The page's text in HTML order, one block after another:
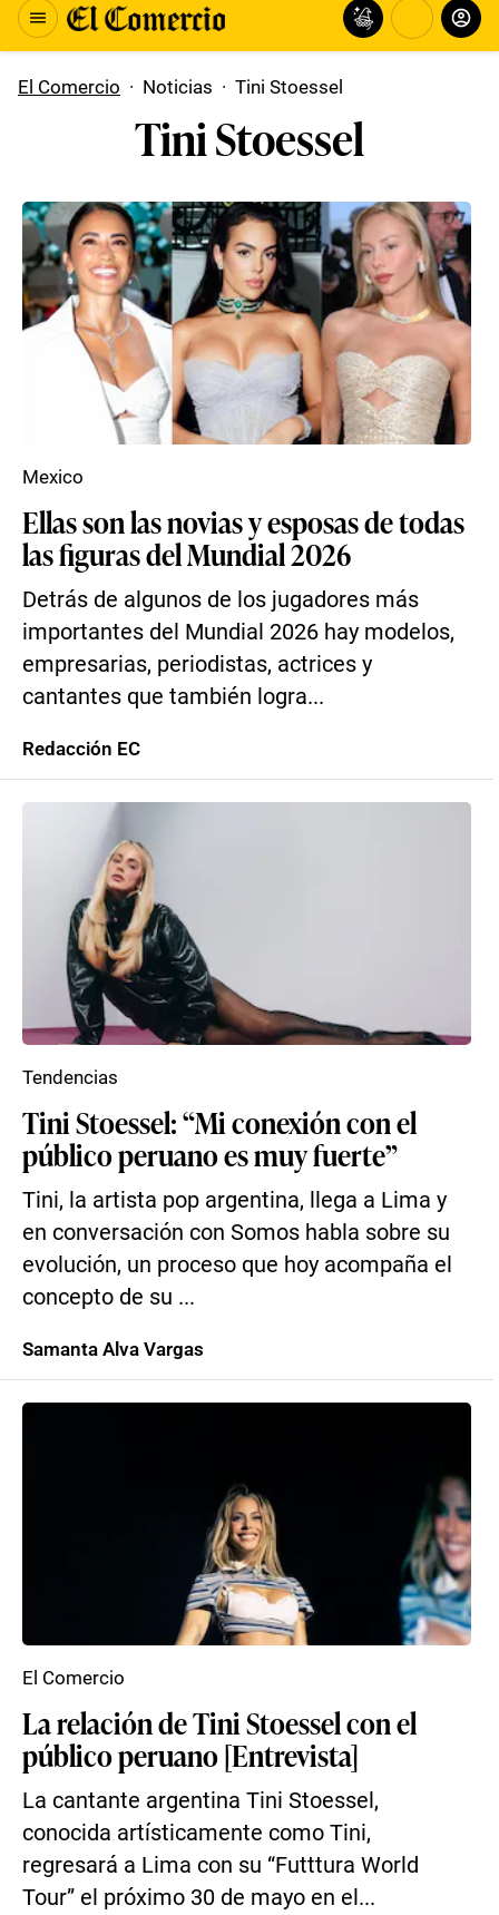
El Comercio · Noticias · Tini Stoessel
Tini Stoessel
Ellas son las novias y esposas de todas
las figuras del Mundial 2026
Detrás de algunos de los jugadores más
importantes del Mundial 2026 hay modelos,
empresarias, periodistas, actrices y
cantantes que también logra...
Mexico
Redacción EC
Tini Stoessel: “Mi conexión con el
público peruano es muy fuerte”
Tini, la artista pop argentina, llega a Lima y
en conversación con Somos habla sobre su
evolución, un proceso que hoy acompaña el
concepto de su ...
Tendencias
Samanta Alva Vargas
La relación de Tini Stoessel con el
público peruano [Entrevista]
La cantante argentina Tini Stoessel,
conocida artísticamente como Tini,
regresará a Lima con su “Futttura World
Tour” el próximo 30 de mayo en el...
El Comercio